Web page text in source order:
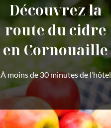
Découvrez la
route du cidre
en Cornouaille
À moins de 30 minutes de l’hôtel